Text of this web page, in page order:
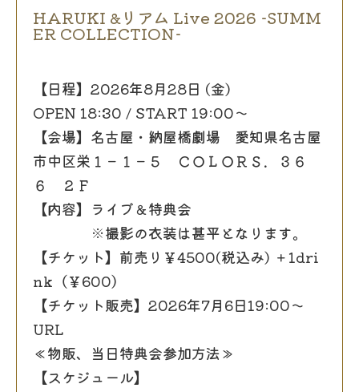
HARUKI &リアム Live 2026 -SUMM
ER COLLECTION-
【日程】2026年8月28日 (金)
OPEN 18:30 / START 19:00～
【会場】名古屋・納屋橋劇場 愛知県名古屋
市中区栄１－１－５ ＣＯＬＯＲＳ．３６
６ ２Ｆ
【内容】ライブ＆特典会
※撮影の衣装は甚平となります。
【チケット】前売り￥4500(税込み) ＋1dri
nk（￥600）
【チケット販売】2026年7月6日19:00～
URL
≪物販、当日特典会参加方法≫
【スケジュール】